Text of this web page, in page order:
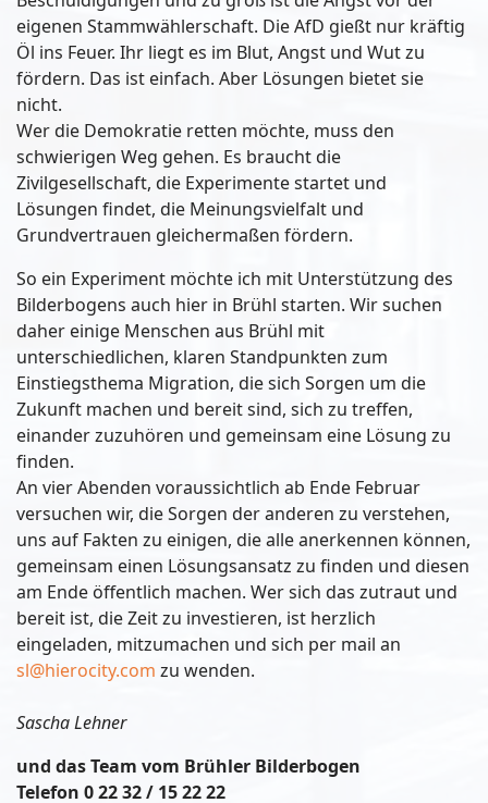
eigenen Stammwählerschaft. Die AfD gießt nur kräftig
Öl ins Feuer. Ihr liegt es im Blut, Angst und Wut zu
fördern. Das ist einfach. Aber Lösungen bietet sie
nicht.
Wer die Demokratie retten möchte, muss den
schwierigen Weg gehen. Es braucht die
Zivilgesellschaft, die Experimente startet und
Lösungen findet, die Meinungsvielfalt und
Grundvertrauen gleichermaßen fördern.
So ein Experiment möchte ich mit Unterstützung des
Bilderbogens auch hier in Brühl starten. Wir suchen
daher einige Menschen aus Brühl mit
unterschiedlichen, klaren Standpunkten zum
Einstiegsthema Migration, die sich Sorgen um die
Zukunft machen und bereit sind, sich zu treffen,
einander zuzuhören und gemeinsam eine Lösung zu
finden.
An vier Abenden voraussichtlich ab Ende Februar
versuchen wir, die Sorgen der anderen zu verstehen,
uns auf Fakten zu einigen, die alle anerkennen können,
gemeinsam einen Lösungsansatz zu finden und diesen
am Ende öffentlich machen. Wer sich das zutraut und
bereit ist, die Zeit zu investieren, ist herzlich
eingeladen, mitzumachen und sich per mail an
sl@hierocity.com zu wenden.
Sascha Lehner
und das Team vom Brühler Bilderbogen
Telefon 0 22 32 / 15 22 22